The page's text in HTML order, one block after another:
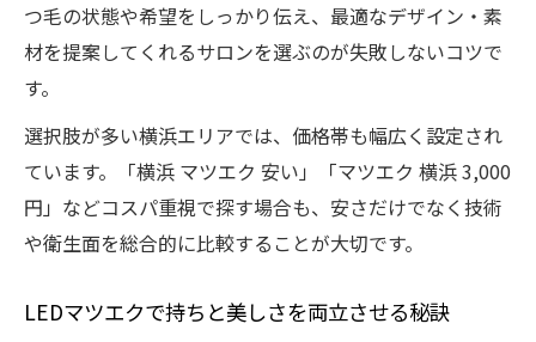
つ毛の状態や希望をしっかり伝え、最適なデザイン・素
材を提案してくれるサロンを選ぶのが失敗しないコツで
す。
選択肢が多い横浜エリアでは、価格帯も幅広く設定され
ています。「横浜 マツエク 安い」「マツエク 横浜 3,000
円」などコスパ重視で探す場合も、安さだけでなく技術
や衛生面を総合的に比較することが大切です。
LEDマツエクで持ちと美しさを両立させる秘訣